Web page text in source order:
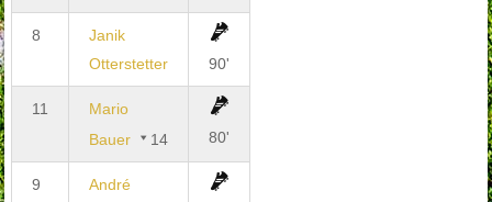
8
Janik
Otterstetter
90'
11
Mario
Bauer
14 80'
9
André